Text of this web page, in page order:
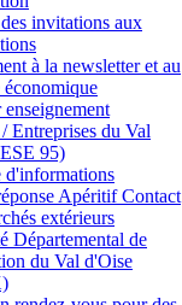
invitations aux
à la newsletter et au
économique
Entreprises du Val
95)
d'informations
Apéritif Contact
extérieurs
Départemental de
du Val d'Oise